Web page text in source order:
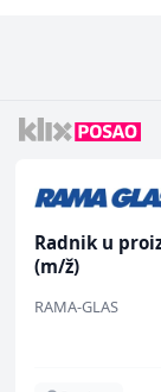
Radnik u
(m/ž)
RAMA-GLAS